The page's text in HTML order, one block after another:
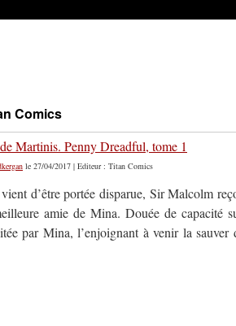
Comics
Martinis. Penny Dreadful, tome 1
le 27/04/2017 | Editeur : Titan Comics
d’être portée disparue, Sir Malcolm
amie de Mina. Douée de capacité
par Mina, l’enjoignant à venir la